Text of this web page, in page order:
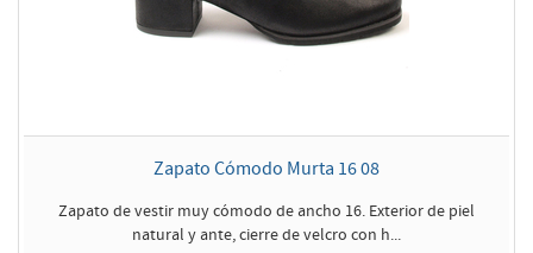
Zapato Cómodo Murta 16 08
Zapato de vestir muy cómodo de ancho 16. Exterior de piel
natural y ante, cierre de velcro con h...